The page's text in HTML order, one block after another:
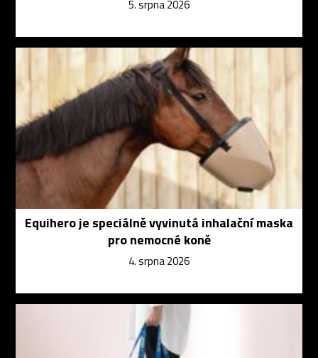
5. srpna 2026
Equihero je speciálně vyvinutá inhalační maska
pro nemocné koně
4. srpna 2026